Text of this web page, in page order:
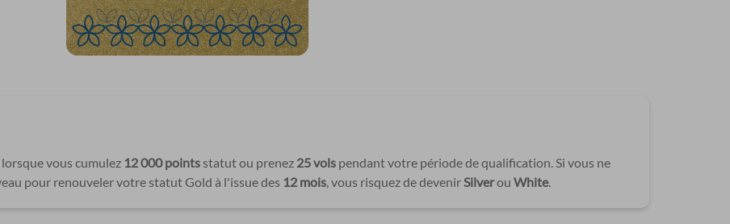
vous cumulez 12 000 points statut ou prenez 25 vols pendant votre période de qualification. Si vous ne
pour renouveler votre statut Gold à l'issue des 12 mois, vous risquez de devenirSilverou White.